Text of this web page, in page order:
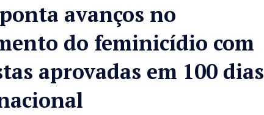
avanços no
do feminicídio com
aprovadas em 100 dias